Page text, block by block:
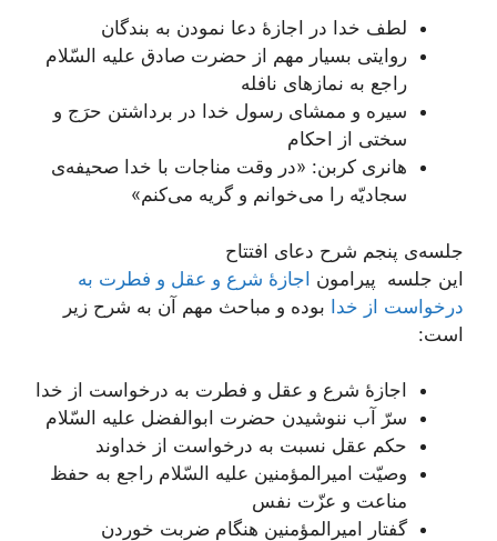
لطف خدا در اجازۀ دعا نمودن به بندگان
روایتی بسیار مهم از حضرت صادق علیه السّلام
راجع به نمازهای نافله
سیره و ممشای رسول خدا در برداشتن حرَج و
سختی از احکام
هانری کربن: «در وقت مناجات با خدا صحیفه‌ی
سجادیّه را می‌خوانم و گریه می‌کنم»
جلسه‌ی پنجم شرح دعای افتتاح
این جلسه پیرامون اجازۀ شرع و عقل و فطرت به
درخواست از خدا بوده و مباحث مهم آن به شرح زیر
است:
اجازۀ شرع و عقل و فطرت به درخواست از خدا
سرّ آب ننوشیدن حضرت ابوالفضل علیه ‌السّلام
حکم عقل نسبت به درخواست از خداوند
وصیّت امیرالمؤمنین علیه السّلام راجع به حفظ
مناعت و عزّت نفس
گفتار امیرالمؤمنین هنگام ضربت خوردن